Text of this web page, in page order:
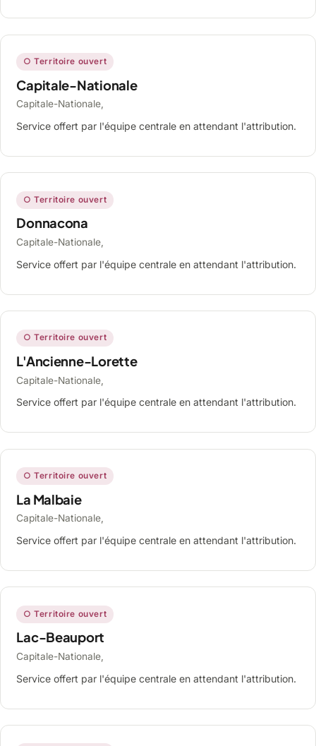
○ Territoire ouvert
Capitale-Nationale
Capitale-Nationale,
Service offert par l'équipe centrale en attendant l'attribution.
○ Territoire ouvert
Donnacona
Capitale-Nationale,
Service offert par l'équipe centrale en attendant l'attribution.
○ Territoire ouvert
L'Ancienne-Lorette
Capitale-Nationale,
Service offert par l'équipe centrale en attendant l'attribution.
○ Territoire ouvert
La Malbaie
Capitale-Nationale,
Service offert par l'équipe centrale en attendant l'attribution.
○ Territoire ouvert
Lac-Beauport
Capitale-Nationale,
Service offert par l'équipe centrale en attendant l'attribution.